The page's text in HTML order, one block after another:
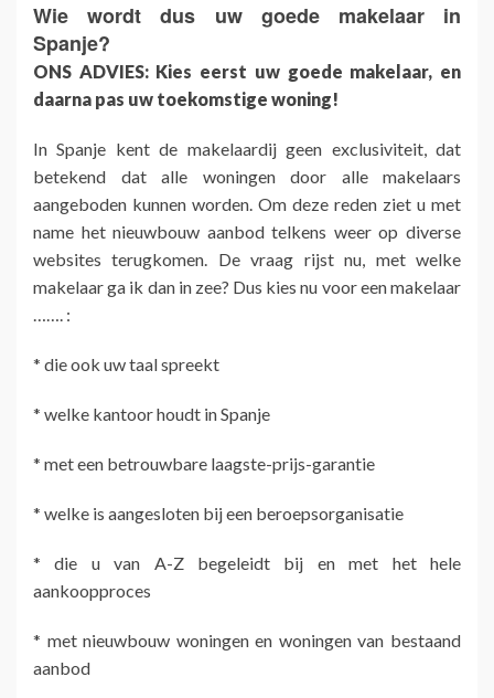
Wie wordt dus uw goede makelaar in
Spanje?
ONS ADVIES: Kies eerst uw goede makelaar, en
daarna pas uw toekomstige woning!
In Spanje kent de makelaardij geen exclusiviteit, dat
betekend dat alle woningen door alle makelaars
aangeboden kunnen worden. Om deze reden ziet u met
name het nieuwbouw aanbod telkens weer op diverse
websites terugkomen. De vraag rijst nu, met welke
makelaar ga ik dan in zee? Dus kies nu voor een makelaar
……. :
* die ook uw taal spreekt
* welke kantoor houdt in Spanje
* met een betrouwbare laagste-prijs-garantie
* welke is aangesloten bij een beroepsorganisatie
* die u van A-Z begeleidt bij en met het hele
aankoopproces
* met nieuwbouw woningen en woningen van bestaand
aanbod